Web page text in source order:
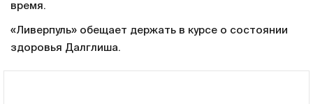
время.
«Ливерпуль» обещает держать в курсе о состоянии
здоровья Далглиша.